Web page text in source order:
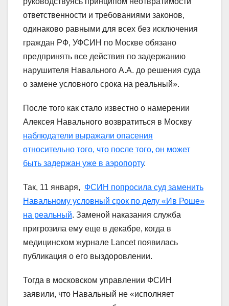
ответственности и требованиями законов,
одинаково равными для всех без исключения
граждан РФ, УФСИН по Москве обязано
предпринять все действия по задержанию
нарушителя Навального А.А. до решения суда
о замене условного срока на реальный».
После того как стало известно о намерении
Алексея Навального возвратиться в Москву
наблюдатели выражали опасения
относительно того, что после того, он может
быть задержан уже в аэропорту.
Так, 11 января, ФСИН попросила суд заменить
Навальному условный срок по делу «Ив Роше»
на реальный. Заменой наказания служба
пригрозила ему еще в декабре, когда в
медицинском журнале Lancet появилась
публикация о его выздоровлении.
Тогда в московском управлении ФСИН
заявили, что Навальный не «исполняет